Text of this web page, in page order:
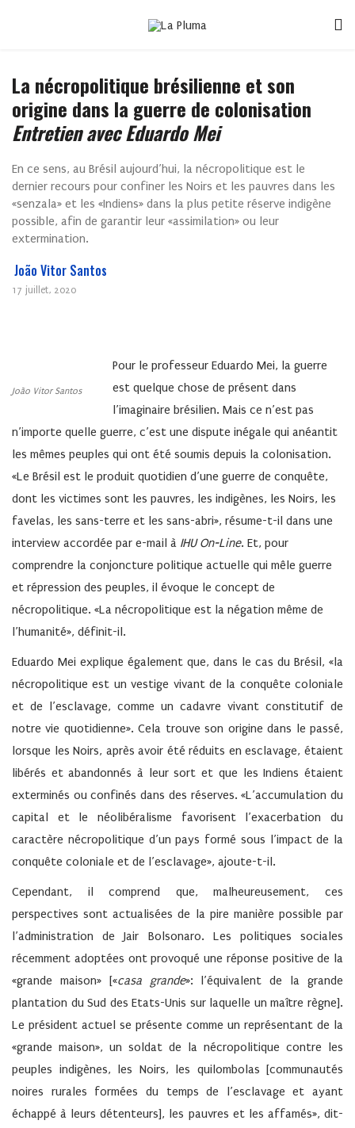
La nécropolitique brésilienne et son
origine dans la guerre de colonisation
Entretien avec Eduardo Mei
En ce sens, au Brésil aujourd’hui, la nécropolitique est le
dernier recours pour confiner les Noirs et les pauvres dans les
«senzala» et les «Indiens» dans la plus petite réserve indigène
possible, afin de garantir leur «assimilation» ou leur
extermination.
João Vitor Santos
17 juillet, 2020
João Vitor Santos
Pour le professeur Eduardo Mei, la guerre
est quelque chose de présent dans
l’imaginaire brésilien. Mais ce n’est pas
n’importe quelle guerre, c’est une dispute inégale qui anéantit
les mêmes peuples qui ont été soumis depuis la colonisation.
«Le Brésil est le produit quotidien d’une guerre de conquête,
dont les victimes sont les pauvres, les indigènes, les Noirs, les
favelas, les sans-terre et les sans-abri», résume-t-il dans une
interview accordée par e-mail à IHU On-Line. Et, pour
comprendre la conjoncture politique actuelle qui mêle guerre
et répression des peuples, il évoque le concept de
nécropolitique. «La nécropolitique est la négation même de
l’humanité», définit-il.
Eduardo Mei explique également que, dans le cas du Brésil, «la
nécropolitique est un vestige vivant de la conquête coloniale
et de l’esclavage, comme un cadavre vivant constitutif de
notre vie quotidienne». Cela trouve son origine dans le passé,
lorsque les Noirs, après avoir été réduits en esclavage, étaient
libérés et abandonnés à leur sort et que les Indiens étaient
exterminés ou confinés dans des réserves. «L’accumulation du
capital et le néolibéralisme favorisent l’exacerbation du
caractère nécropolitique d’un pays formé sous l’impact de la
conquête coloniale et de l’esclavage», ajoute-t-il.
Cependant, il comprend que, malheureusement, ces
perspectives sont actualisées de la pire manière possible par
l’administration de Jair Bolsonaro. Les politiques sociales
récemment adoptées ont provoqué une réponse positive de la
«grande maison» [«casa grande»: l’équivalent de la grande
plantation du Sud des Etats-Unis sur laquelle un maître règne].
Le président actuel se présente comme un représentant de la
«grande maison», un soldat de la nécropolitique contre les
peuples indigènes, les Noirs, les quilombolas [communautés
noires rurales formées du temps de l’esclavage et ayant
échappé à leurs détenteurs], les pauvres et les affamés», dit-